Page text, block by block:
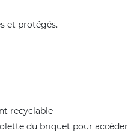
et protégés.
recyclable
du briquet pour